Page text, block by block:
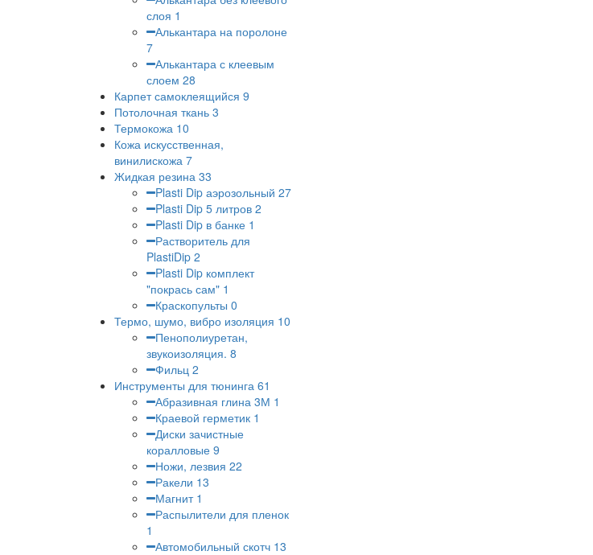
слоя 1
Алькантара на поролоне
7
Алькантара с клеевым
слоем 28
Карпет самоклеящийся 9
Потолочная ткань 3
Термокожа 10
Кожа искусственная,
винилискожа 7
Жидкая резина 33
Plasti Dip аэрозольный 27
Plasti Dip 5 литров 2
Plasti Dip в банке 1
Растворитель для
PlastiDip 2
Plasti Dip комплект
"покрась сам" 1
Краскопульты 0
Термо, шумо, вибро изоляция 10
Пенополиуретан,
звукоизоляция. 8
Фильц 2
Инструменты для тюнинга 61
Абразивная глина 3М 1
Краевой герметик 1
Диски зачистные
коралловые 9
Ножи, лезвия 22
Ракели 13
Магнит 1
Распылители для пленок
1
Автомобильный скотч 13